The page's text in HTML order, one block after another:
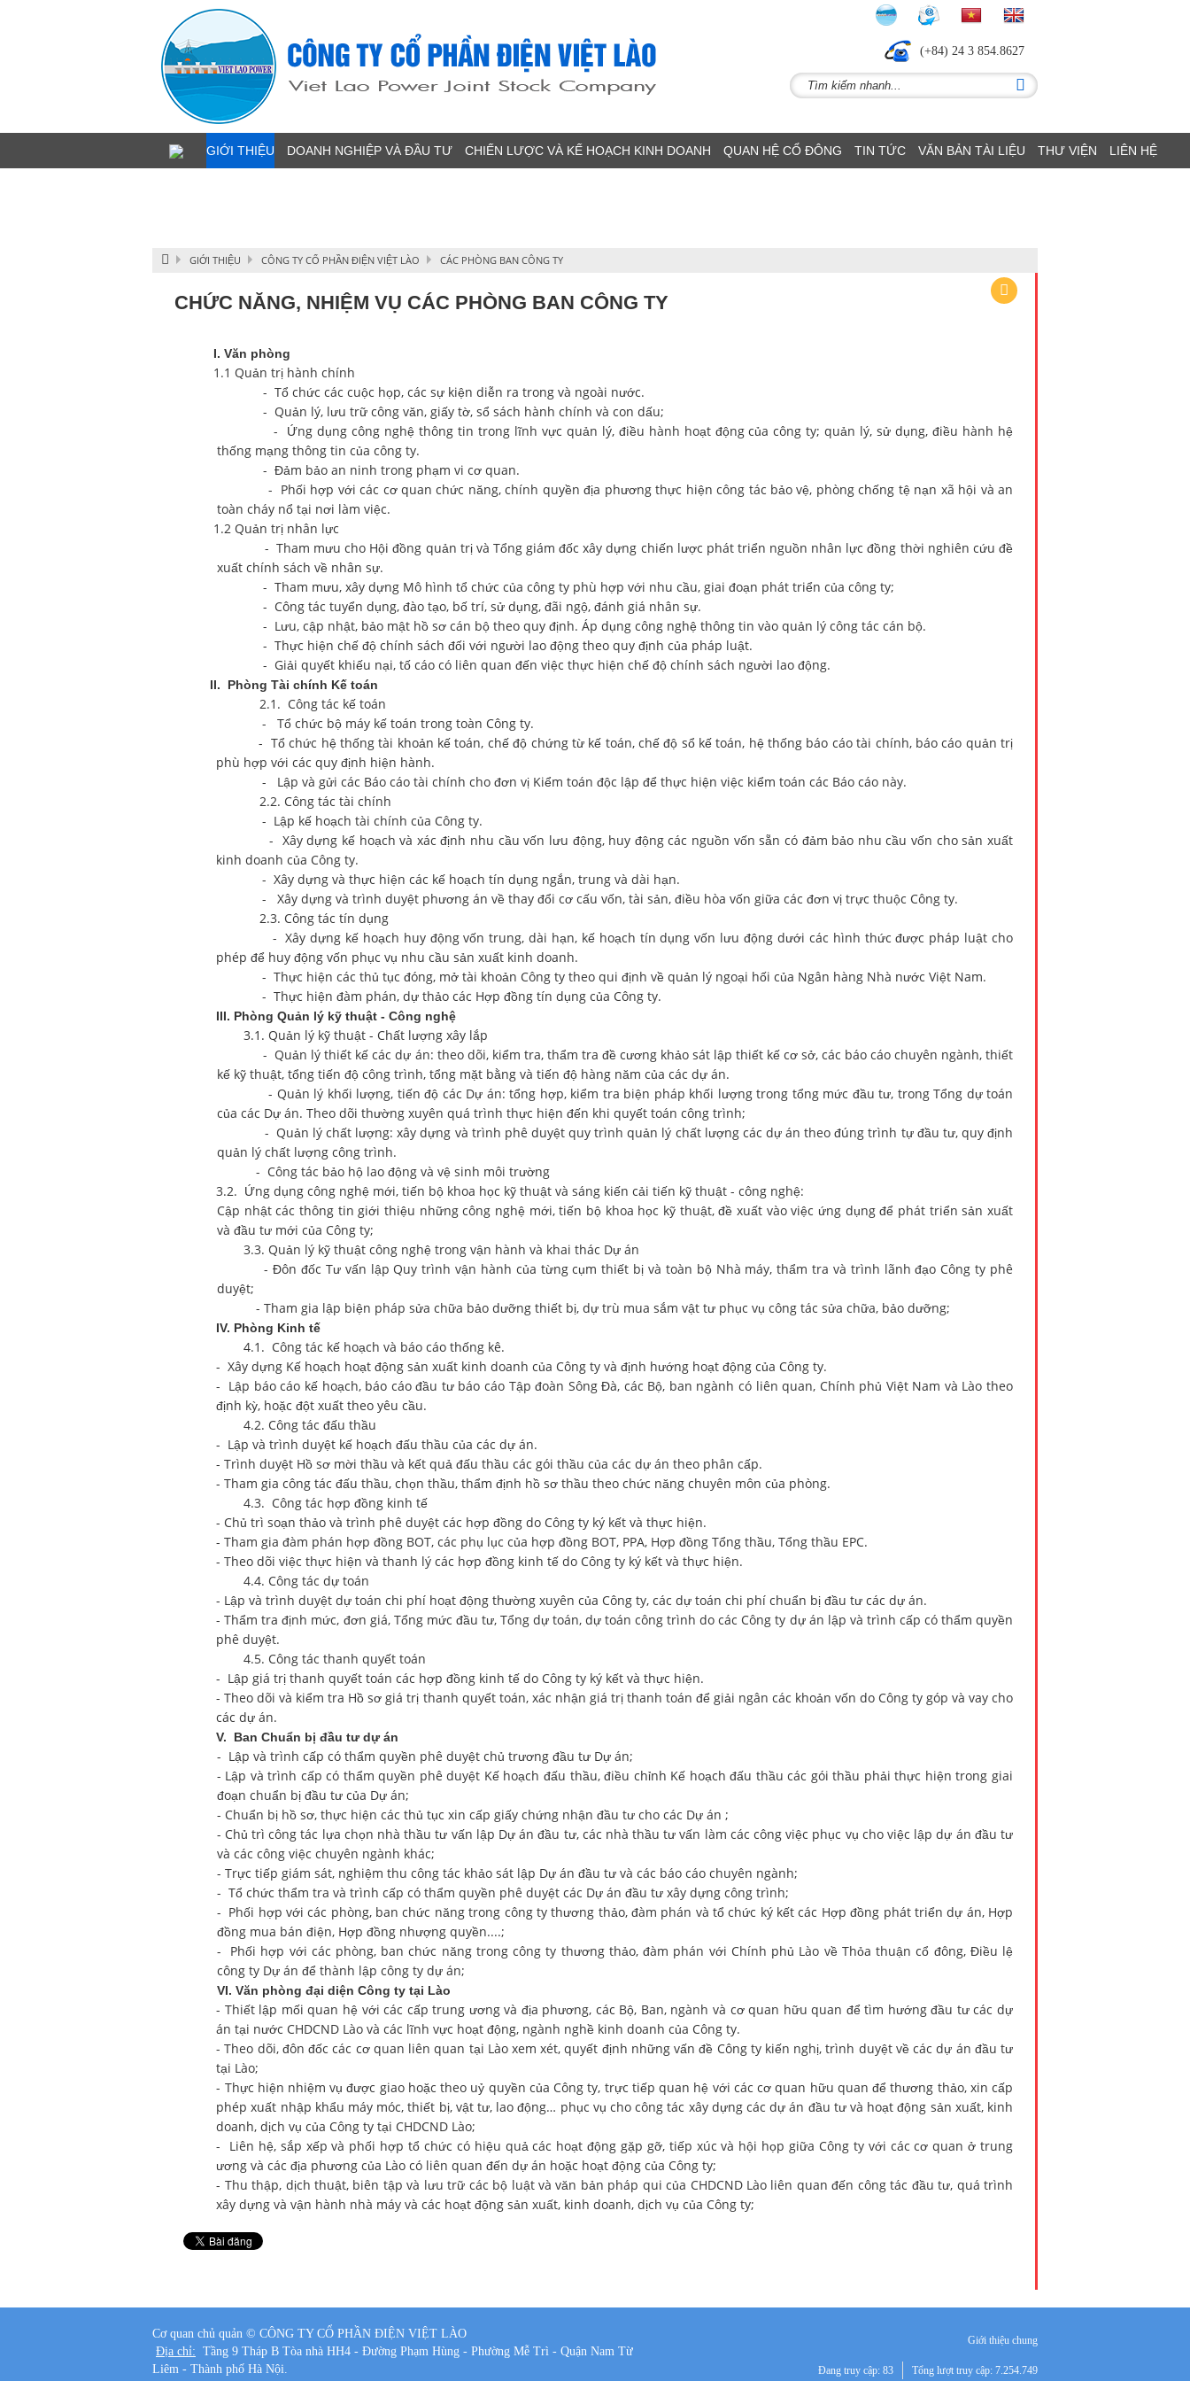
(+84) 24 3 854.8627
GIỚI THIỆU DOANH NGHIỆP VÀ ĐẦU TƯ CHIẾN LƯỢC VÀ KẾ HOẠCH KINH DOANH QUAN HỆ CỔ ĐÔNG TIN TỨC VĂN BẢN TÀI LIỆU THƯ VIỆN LIÊN HỆ
GIỚI THIỆU CÔNG TY CỔ PHẦN ĐIỆN VIỆT LÀO CÁC PHÒNG BAN CÔNG TY
CHỨC NĂNG, NHIỆM VỤ CÁC PHÒNG BAN CÔNG TY
I. Văn phòng
1.1 Quản trị hành chính
- Tổ chức các cuộc họp, các sự kiện diễn ra trong và ngoài nước.
- Quản lý, lưu trữ công văn, giấy tờ, sổ sách hành chính và con dấu;
- Ứng dụng công nghệ thông tin trong lĩnh vực quản lý, điều hành hoạt động của công ty; quản lý, sử dụng, điều hành hệ
thống mạng thông tin của công ty.
- Đảm bảo an ninh trong phạm vi cơ quan.
- Phối hợp với các cơ quan chức năng, chính quyền địa phương thực hiện công tác bảo vệ, phòng chống tệ nạn xã hội và an
toàn cháy nổ tại nơi làm việc.
1.2 Quản trị nhân lực
- Tham mưu cho Hội đồng quản trị và Tổng giám đốc xây dựng chiến lược phát triển nguồn nhân lực đồng thời nghiên cứu đề
xuất chính sách về nhân sự.
- Tham mưu, xây dựng Mô hình tổ chức của công ty phù hợp với nhu cầu, giai đoạn phát triển của công ty;
- Công tác tuyển dụng, đào tạo, bố trí, sử dụng, đãi ngộ, đánh giá nhân sự.
- Lưu, cập nhật, bảo mật hồ sơ cán bộ theo quy định. Áp dụng công nghệ thông tin vào quản lý công tác cán bộ.
- Thực hiện chế độ chính sách đối với người lao động theo quy định của pháp luật.
- Giải quyết khiếu nại, tố cáo có liên quan đến việc thực hiện chế độ chính sách người lao động.
II. Phòng Tài chính Kế toán
2.1. Công tác kế toán
- Tổ chức bộ máy kế toán trong toàn Công ty.
- Tổ chức hệ thống tài khoản kế toán, chế độ chứng từ kế toán, chế độ sổ kế toán, hệ thống báo cáo tài chính, báo cáo quản trị
phù hợp với các quy định hiện hành.
- Lập và gửi các Báo cáo tài chính cho đơn vị Kiểm toán độc lập để thực hiện việc kiểm toán các Báo cáo này.
2.2. Công tác tài chính
- Lập kế hoạch tài chính của Công ty.
- Xây dựng kế hoạch và xác định nhu cầu vốn lưu động, huy động các nguồn vốn sẵn có đảm bảo nhu cầu vốn cho sản xuất
kinh doanh của Công ty.
- Xây dựng và thực hiện các kế hoạch tín dụng ngắn, trung và dài hạn.
- Xây dựng và trình duyệt phương án về thay đổi cơ cấu vốn, tài sản, điều hòa vốn giữa các đơn vị trực thuộc Công ty.
2.3. Công tác tín dụng
- Xây dựng kế hoạch huy động vốn trung, dài hạn, kế hoạch tín dụng vốn lưu động dưới các hình thức được pháp luật cho
phép để huy động vốn phục vụ nhu cầu sản xuất kinh doanh.
- Thực hiện các thủ tục đóng, mở tài khoản Công ty theo qui định về quản lý ngoại hối của Ngân hàng Nhà nước Việt Nam.
- Thực hiện đàm phán, dự thảo các Hợp đồng tín dụng của Công ty.
III. Phòng Quản lý kỹ thuật - Công nghệ
3.1. Quản lý kỹ thuật - Chất lượng xây lắp
- Quản lý thiết kế các dự án: theo dõi, kiểm tra, thẩm tra đề cương khảo sát lập thiết kế cơ sở, các báo cáo chuyên ngành, thiết
kế kỹ thuật, tổng tiến độ công trình, tổng mặt bằng và tiến độ hàng năm của các dự án.
- Quản lý khối lượng, tiến độ các Dự án: tổng hợp, kiểm tra biện pháp khối lượng trong tổng mức đầu tư, trong Tổng dự toán
của các Dự án. Theo dõi thường xuyên quá trình thực hiện đến khi quyết toán công trình;
- Quản lý chất lượng: xây dựng và trình phê duyệt quy trình quản lý chất lượng các dự án theo đúng trình tự đầu tư, quy định
quản lý chất lượng công trình.
- Công tác bảo hộ lao động và vệ sinh môi trường
3.2. Ứng dụng công nghệ mới, tiến bộ khoa học kỹ thuật và sáng kiến cải tiến kỹ thuật - công nghệ:
Cập nhật các thông tin giới thiệu những công nghệ mới, tiến bộ khoa học kỹ thuật, đề xuất vào việc ứng dụng để phát triển sản xuất
và đầu tư mới của Công ty;
3.3. Quản lý kỹ thuật công nghệ trong vận hành và khai thác Dự án
- Đôn đốc Tư vấn lập Quy trình vận hành của từng cụm thiết bị và toàn bộ Nhà máy, thẩm tra và trình lãnh đạo Công ty phê
duyệt;
- Tham gia lập biện pháp sửa chữa bảo dưỡng thiết bị, dự trù mua sắm vật tư phục vụ công tác sửa chữa, bảo dưỡng;
IV. Phòng Kinh tế
4.1. Công tác kế hoạch và báo cáo thống kê.
- Xây dựng Kế hoạch hoạt động sản xuất kinh doanh của Công ty và định hướng hoạt động của Công ty.
- Lập báo cáo kế hoạch, báo cáo đầu tư báo cáo Tập đoàn Sông Đà, các Bộ, ban ngành có liên quan, Chính phủ Việt Nam và Lào theo
định kỳ, hoặc đột xuất theo yêu cầu.
4.2. Công tác đấu thầu
- Lập và trình duyệt kế hoạch đấu thầu của các dự án.
- Trình duyệt Hồ sơ mời thầu và kết quả đấu thầu các gói thầu của các dự án theo phân cấp.
- Tham gia công tác đấu thầu, chọn thầu, thẩm định hồ sơ thầu theo chức năng chuyên môn của phòng.
4.3. Công tác hợp đồng kinh tế
- Chủ trì soạn thảo và trình phê duyệt các hợp đồng do Công ty ký kết và thực hiện.
- Tham gia đàm phán hợp đồng BOT, các phụ lục của hợp đồng BOT, PPA, Hợp đồng Tổng thầu, Tổng thầu EPC.
- Theo dõi việc thực hiện và thanh lý các hợp đồng kinh tế do Công ty ký kết và thực hiện.
4.4. Công tác dự toán
- Lập và trình duyệt dự toán chi phí hoạt động thường xuyên của Công ty, các dự toán chi phí chuẩn bị đầu tư các dự án.
- Thẩm tra định mức, đơn giá, Tổng mức đầu tư, Tổng dự toán, dự toán công trình do các Công ty dự án lập và trình cấp có thẩm quyền
phê duyệt.
4.5. Công tác thanh quyết toán
- Lập giá trị thanh quyết toán các hợp đồng kinh tế do Công ty ký kết và thực hiện.
- Theo dõi và kiểm tra Hồ sơ giá trị thanh quyết toán, xác nhận giá trị thanh toán để giải ngân các khoản vốn do Công ty góp và vay cho
các dự án.
V. Ban Chuẩn bị đầu tư dự án
- Lập và trình cấp có thẩm quyền phê duyệt chủ trương đầu tư Dự án;
- Lập và trình cấp có thẩm quyền phê duyệt Kế hoạch đấu thầu, điều chỉnh Kế hoạch đấu thầu các gói thầu phải thực hiện trong giai
đoạn chuẩn bị đầu tư của Dự án;
- Chuẩn bị hồ sơ, thực hiện các thủ tục xin cấp giấy chứng nhận đầu tư cho các Dự án ;
- Chủ trì công tác lựa chọn nhà thầu tư vấn lập Dự án đầu tư, các nhà thầu tư vấn làm các công việc phục vụ cho việc lập dự án đầu tư
và các công việc chuyên ngành khác;
- Trực tiếp giám sát, nghiệm thu công tác khảo sát lập Dự án đầu tư và các báo cáo chuyên ngành;
- Tổ chức thẩm tra và trình cấp có thẩm quyền phê duyệt các Dự án đầu tư xây dựng công trình;
- Phối hợp với các phòng, ban chức năng trong công ty thương thảo, đàm phán và tổ chức ký kết các Hợp đồng phát triển dự án, Hợp
đồng mua bán điện, Hợp đồng nhượng quyền....;
- Phối hợp với các phòng, ban chức năng trong công ty thương thảo, đàm phán với Chính phủ Lào về Thỏa thuận cổ đông, Điều lệ
công ty Dự án để thành lập công ty dự án;
VI. Văn phòng đại diện Công ty tại Lào
- Thiết lập mối quan hệ với các cấp trung ương và địa phương, các Bộ, Ban, ngành và cơ quan hữu quan để tìm hướng đầu tư các dự
án tại nước CHDCND Lào và các lĩnh vực hoạt động, ngành nghề kinh doanh của Công ty.
- Theo dõi, đôn đốc các cơ quan liên quan tại Lào xem xét, quyết định những vấn đề Công ty kiến nghị, trình duyệt về các dự án đầu tư
tại Lào;
- Thực hiện nhiệm vụ được giao hoặc theo uỷ quyền của Công ty, trực tiếp quan hệ với các cơ quan hữu quan để thương thảo, xin cấp
phép xuất nhập khẩu máy móc, thiết bị, vật tư, lao động… phục vụ cho công tác xây dựng các dự án đầu tư và hoạt động sản xuất, kinh
doanh, dịch vụ của Công ty tại CHDCND Lào;
- Liên hệ, sắp xếp và phối hợp tổ chức có hiệu quả các hoạt động gặp gỡ, tiếp xúc và hội họp giữa Công ty với các cơ quan ở trung
ương và các địa phương của Lào có liên quan đến dự án hoặc hoạt động của Công ty;
- Thu thập, dịch thuật, biên tập và lưu trữ các bộ luật và văn bản pháp qui của CHDCND Lào liên quan đến công tác đầu tư, quá trình
xây dựng và vận hành nhà máy và các hoạt động sản xuất, kinh doanh, dịch vụ của Công ty;
Cơ quan chủ quản © CÔNG TY CỔ PHẦN ĐIỆN VIỆT LÀO
Địa chỉ: Tầng 9 Tháp B Tòa nhà HH4 - Đường Phạm Hùng - Phường Mễ Trì - Quận Nam Từ
Liêm - Thành phố Hà Nội.
Giới thiệu chung
Đang truy cập: 83 Tổng lượt truy cập: 7.254.749